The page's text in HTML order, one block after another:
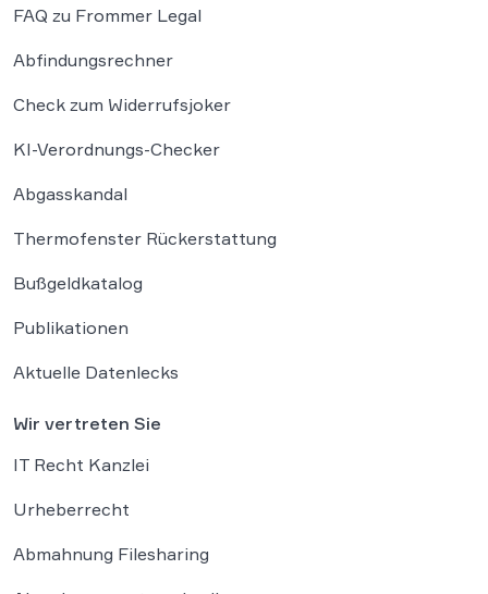
FAQ zu Frommer Legal
Abfindungsrechner
Check zum Widerrufsjoker
KI-Verordnungs-Checker
Abgasskandal
Thermofenster Rückerstattung
Bußgeldkatalog
Publikationen
Aktuelle Datenlecks
Wir vertreten Sie
IT Recht Kanzlei
Urheberrecht
Abmahnung Filesharing